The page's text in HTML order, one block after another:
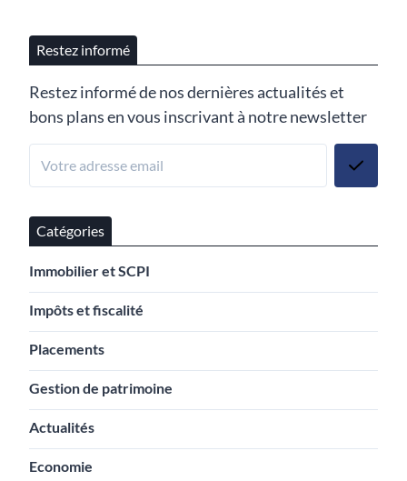
Restez informé
Restez informé de nos dernières actualités et
bons plans en vous inscrivant à notre newsletter
Catégories
Immobilier et SCPI
Impôts et fiscalité
Placements
Gestion de patrimoine
Actualités
Economie